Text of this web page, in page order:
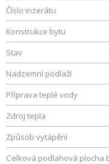
Číslo inzerátu
Konstrukce bytu
Stav
Nadzemní podlaží
Příprava teplé vody
Zdroj tepla
Způsob vytápění
Celková podlahová plocha